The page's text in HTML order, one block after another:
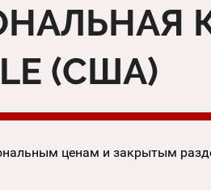
(США)
ценам и закрытым